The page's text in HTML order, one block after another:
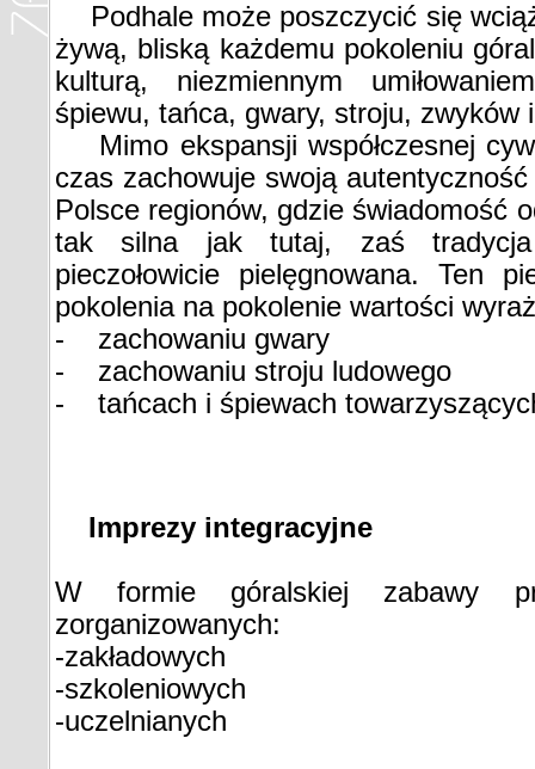
Podhale może poszczycić się
żywą, bliską każdemu pokoleniu
kulturą, niezmiennym
śpiewu, tańca, gwary, stroju, zwyków
Mimo ekspansji współczesnej
czas zachowuje swoją
Polsce regionów, gdzie świadomość
tak silna jak tutaj, zaś tradycja
pieczołowicie pielęgnowana. Ten
pokolenia na pokolenie wartości
- zachowaniu gwary
- zachowaniu stroju ludowego
- tańcach i śpiewach
Imprezy integracyjne
W formie góralskiej zabawy
zorganizowanych:
-zakładowych
-szkoleniowych
-uczelnianych